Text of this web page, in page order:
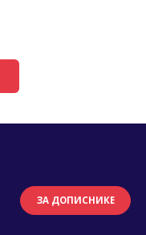
ЗА ДОПИСНИКЕ